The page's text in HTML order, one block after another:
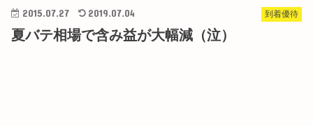
到着優待
2015.07.27 2019.07.04
夏バテ相場で含み益が大幅減（泣）